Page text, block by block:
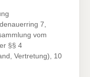
7,
vom
§§ 4
Vertretung), 10